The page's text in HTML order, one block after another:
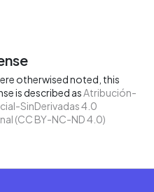
otherwised noted, this
is described asAtribución-
SinDerivadas 4.0
(CC BY-NC-ND 4.0)